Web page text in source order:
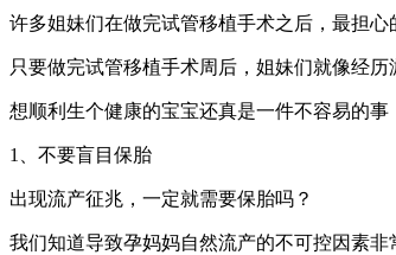
许多姐妹们在做完试管移植手术之后，最担心
只要做完试管移植手术周后，姐妹们就像经
想顺利生个健康的宝宝还真是一件不容易的
1、不要盲目保胎
出现流产征兆，一定就需要保胎吗？
我们知道导致孕妈妈自然流产的不可控因素